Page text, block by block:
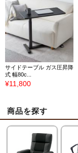
サイドテーブル ガス圧昇降
式 幅80c...
¥11,800
商品を探す